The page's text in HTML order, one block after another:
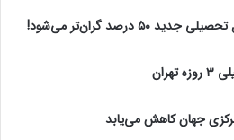
درصد گران‌تر می‌شود!
جهان کاهش می‌یابد